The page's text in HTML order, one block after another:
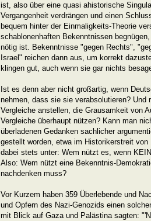
ist, also über eine quasi ahistorische
Vergangenheit verdrängen und einen
bequem hinter der Einmaligkeits-Theorie
schablonenhaften Bekenntnissen
nötig ist. Bekenntnisse "gegen Rechts",
Israel" reichen dann aus, um korrekt
klingen gut, auch wenn sie gar nichts
Ist es denn aber nicht großartig, wenn
nehmen, dass sie sie verabsolutieren? Und
Vergleiche anstellen, die Grausamkeit von
Vergleiche überhaupt nützen? Kann man
überladenen Gedanken sachlicher
gestellt worden, etwa im Historikerstreit von
dabei stets unter: Wem nützt es, wenn
Also: Wem nützt eine Bekenntnis-
nachdenken muss?
Vor Kurzem haben 359 Überlebende und
und Opfern des Nazi-Genozids einen
mit Blick auf Gaza und Palästina sagten: